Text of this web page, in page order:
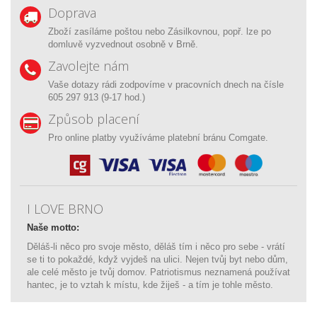
Doprava
Zboží zasíláme poštou nebo Zásilkovnou, popř. lze po
domluvě vyzvednout osobně v Brně.
Zavolejte nám
Vaše dotazy rádi zodpovíme v pracovních dnech na čísle
605 297 913 (9-17 hod.)
Způsob placení
Pro online platby využíváme platební bránu Comgate.
I LOVE BRNO
Naše motto:
Děláš-li něco pro svoje město, děláš tím i něco pro sebe - vrátí
se ti to pokaždé, když vyjdeš na ulici. Nejen tvůj byt nebo dům,
ale celé město je tvůj domov. Patriotismus neznamená používat
hantec, je to vztah k místu, kde žiješ - a tím je tohle město.